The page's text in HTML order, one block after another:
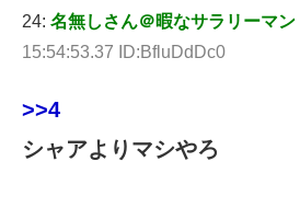
24: 名無しさん＠暇なサラリーマン
15:54:53.37 ID:BfluDdDc0
>>4
シャアよりマシやろ